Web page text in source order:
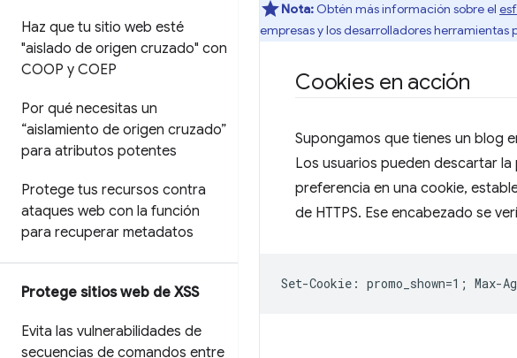
Haz que tu sitio web esté
"aislado de origen cruzado" con
COOP y COEP
Por qué necesitas un
“aislamiento de origen cruzado”
para atributos potentes
Protege tus recursos contra
ataques web con la función
para recuperar metadatos
Protege sitios web de XSS
Evita las vulnerabilidades de
secuencias de comandos entre
Nota: Obtén más información sobre el
empresas y los desarrolladores
Cookies en acción
Supongamos que tienes un blog
Los usuarios pueden descartar
preferencia en una cookie,
de HTTPS. Ese encabezado se